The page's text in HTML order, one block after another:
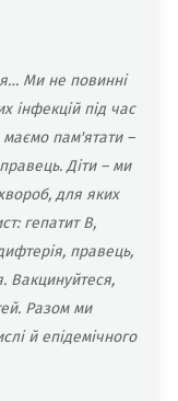
Ми не повинні
інфекцій під час
маємо пам'ятати –
Діти – ми
для яких
гепатит B,
правець,
Вакцинуйтеся,
Разом ми
й епідемічного